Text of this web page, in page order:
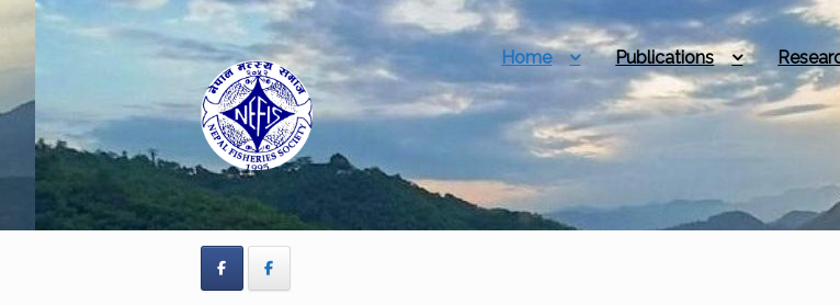
Skip
to
navigation
Skip
to
content
Home Publications